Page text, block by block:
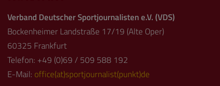
Verband Deutscher Sportjournalisten e.V. (VDS)
Bockenheimer Landstraße 17/19 (Alte Oper)
60325 Frankfurt
Telefon: +49 (0)69 / 509 588 192
E-Mail: office(at)sportjournalist(punkt)de